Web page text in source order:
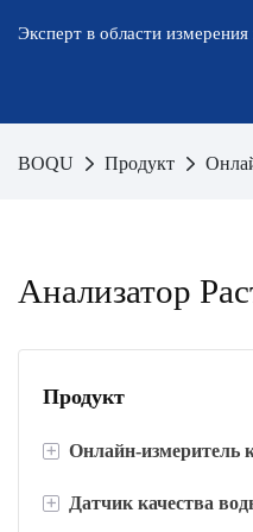
Эксперт в области
BOQU Продукт
Анализатор
Продукт
+ Онлайн-измеритель
Измеритель
+ Датчик качества